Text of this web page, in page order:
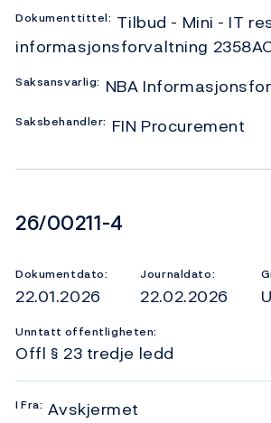
Dokumenttittel: Tilbud - Mini - IT
informasjonsforvaltning
Saksansvarlig: NBA
Saksbehandler: FIN Procurement
Dokumentnummer
26/00211-4
Dokumentdato:
22.01.2026
Journaldato:
22.02.2026
Unntatt offentligheten:
Offl § 23 tredje ledd
I Fra: Avskjermet